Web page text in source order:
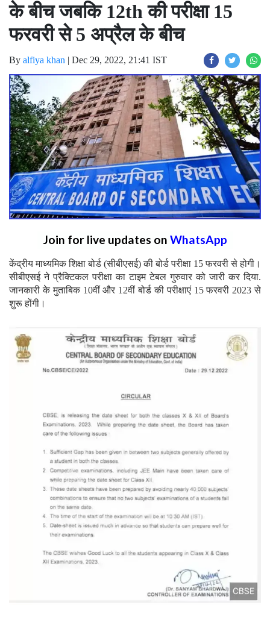
के बीच जबकि 12th की परीक्षा 15
फरवरी से 5 अप्रैल के बीच
By alfiya khan | Dec 29, 2022, 21:41 IST
Join for live updates on WhatsApp
केंद्रीय माध्यमिक शिक्षा बोर्ड (सीबीएसई) की बोर्ड परीक्षा 15 फरवरी से होगी।
सीबीएसई ने प्रैक्टिकल परीक्षा का टाइम टेबल गुरुवार को जारी कर दिया.
जानकारी के मुताबिक 10वीं और 12वीं बोर्ड की परीक्षाएं 15 फरवरी 2023 से
शुरू होंगी।